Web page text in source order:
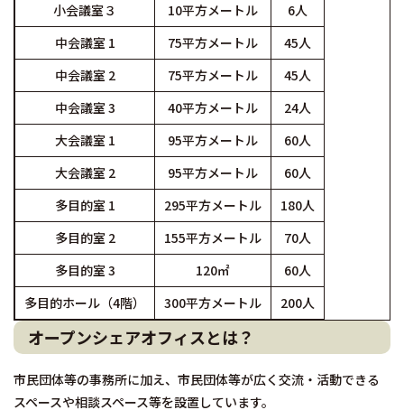
小会議室３
10平方メートル
6人
中会議室 1
75平方メートル
45人
中会議室 2
75平方メートル
45人
中会議室 3
40平方メートル
24人
大会議室 1
95平方メートル
60人
大会議室 2
95平方メートル
60人
多目的室 1
295平方メートル
180人
多目的室 2
155平方メートル
70人
多目的室 3
120㎡
60人
多目的ホール（4階）
300平方メートル 200人
オープンシェアオフィスとは？
市民団体等の事務所に加え、市民団体等が広く交流・活動できる
スペースや相談スペース等を設置しています。